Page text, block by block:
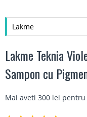
Lakme
Lakme Teknia
Sampon cu
Mai aveti 300 lei pentru